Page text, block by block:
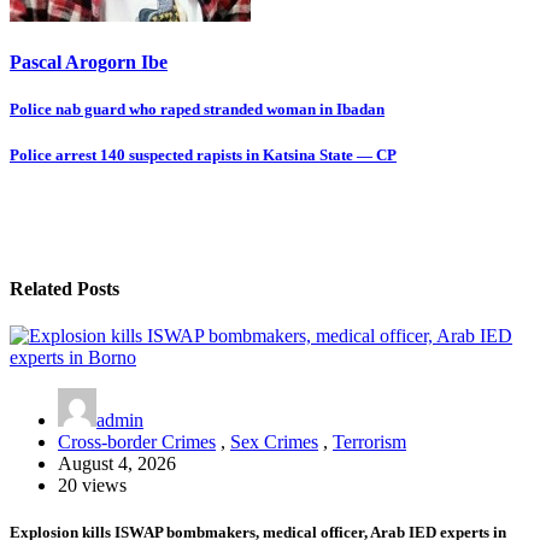
Pascal Arogorn Ibe
Post
navigation
Police nab guard who raped stranded woman in Ibadan
Police arrest 140 suspected rapists in Katsina State — CP
Related Posts
admin
Cross-border Crimes , Sex Crimes , Terrorism
August 4, 2026
20 views
Explosion kills ISWAP bombmakers, medical officer, Arab IED experts in